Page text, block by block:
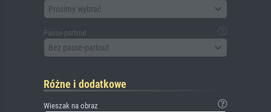
Prosimy wybrać
Passe-partout
Bez passe-partout
Różne i dodatkowe
Wieszak na obraz